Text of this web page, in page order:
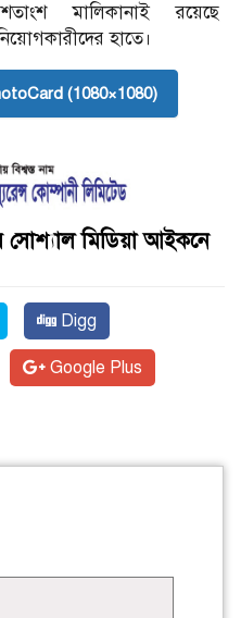
মালিকানাই রয়েছে
হাতে।
(1080×1080)
সোশ্যাল মিডিয়া আইকনে
Digg
Google Plus